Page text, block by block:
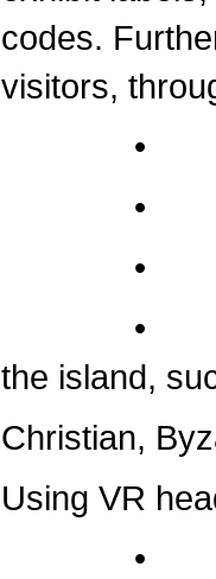
codes.
visitors,
• The
•
• The
•
the island,
Christian,
Using VR
•